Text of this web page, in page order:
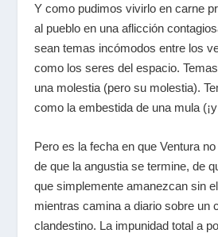
Y como pudimos vivirlo en carne
al pueblo en una aflicción
sean temas incómodos entre los
como los seres del espacio.
una molestia (pero su molestia).
como la embestida de una mula
Pero es la fecha en que Ventura
de que la angustia se termine, de
que simplemente amanezcan sin
mientras camina a diario sobre un
clandestino. La impunidad total a